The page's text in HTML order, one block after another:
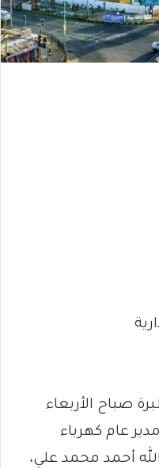
صباح الأربعاء
عام كهرباء
أحمد محمد علي،